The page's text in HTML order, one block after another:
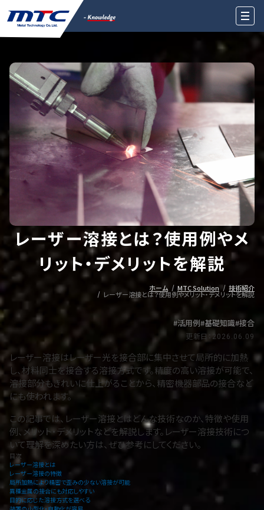
レーザー溶接とは？使用例やメ
リット・デメリットを解説
ホーム MTC Solution 技術紹介
レーザー溶接とは？使用例やメリット・デメリットを解説
活用例 基礎知識 接合
更新日：2026.06.09
レーザー溶接はレーザー光を接合部に集中させて局所的に加熱
し、材料同士を接合する溶接方式です。精度の高い溶接が可能で、
溶接部分もきれいに仕上がることから、精密機器部品の接合など
にも使われます。
この記事では、レーザー溶接とはどんな技術なのか、特徴や使用
例、メリット・デメリットなどを解説します。レーザー溶接技術につ
いて理解を深めたい方は、ぜひ参考にしてください。
目次
レーザー溶接とは
レーザー溶接の特徴
局所加熱により精密で歪みの少ない溶接が可能
異種金属の接合にも対応しやすい
目的に応じた溶接方式を選べる